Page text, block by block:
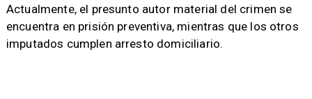
Actualmente, el presunto autor material del crimen se
encuentra en prisión preventiva, mientras que los otros
imputados cumplen arresto domiciliario.